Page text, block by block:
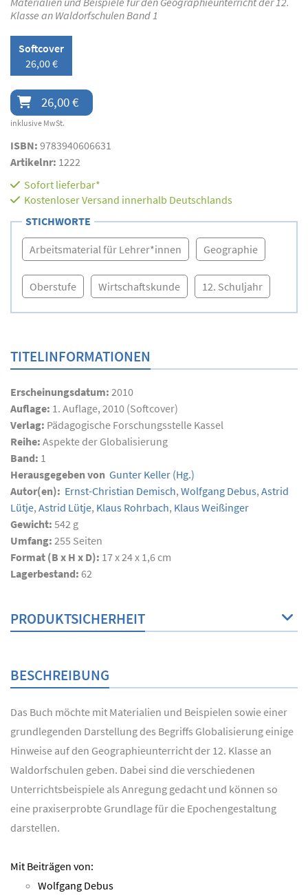
Klasse an Waldorfschulen Band 1
Softcover
26,00 €
26,00 €
inklusive MwSt.
ISBN: 9783940606631
Artikelnr: 1222
Sofort lieferbar*
Kostenloser Versand innerhalb Deutschlands
STICHWORTE
Arbeitsmaterial für Lehrer*innen Geographie
Oberstufe Wirtschaftskunde 12. Schuljahr
TITELINFORMATIONEN
Erscheinungsdatum: 2010
Auflage: 1. Auflage, 2010 (Softcover)
Verlag: Pädagogische Forschungsstelle Kassel
Reihe: Aspekte der Globalisierung
Band: 1
Herausgegeben von Gunter Keller (Hg.)
Autor(en): Ernst-Christian Demisch, Wolfgang Debus, Astrid
Lütje, Astrid Lütje, Klaus Rohrbach, Klaus Weißinger
Gewicht: 542 g
Umfang: 255 Seiten
Format (B x H x D): 17 x 24 x 1,6 cm
Lagerbestand: 62
PRODUKTSICHERHEIT
BESCHREIBUNG
Das Buch möchte mit Materialien und Beispielen sowie einer
grundlegenden Darstellung des Begriffs Globalisierung einige
Hinweise auf den Geographieunterricht der 12. Klasse an
Waldorfschulen geben. Dabei sind die verschiedenen
Unterrichtsbeispiele als Anregung gedacht und können so
eine praxiserprobte Grundlage für die Epochengestaltung
darstellen.
Mit Beiträgen von:
Wolfgang Debus